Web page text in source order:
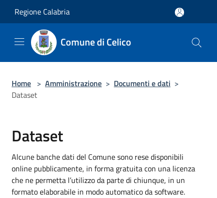
Regione Calabria
Comune di Celico
Home > Amministrazione > Documenti e dati >
Dataset
Dataset
Alcune banche dati del Comune sono rese disponibili
online pubblicamente, in forma gratuita con una licenza
che ne permetta l’utilizzo da parte di chiunque, in un
formato elaborabile in modo automatico da software.